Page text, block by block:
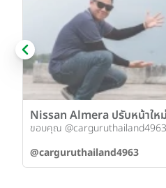
Nissan Almera ปรับหน้าให
ขอบคุณ
@carguruthailand4963